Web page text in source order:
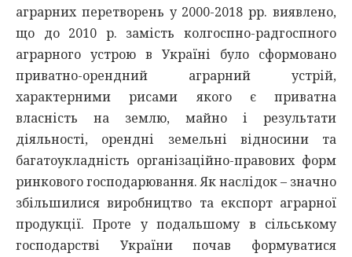
аграрних перетворень у 2000-2018 рр. виявлено,
що до 2010 р. замість колгоспно-радгоспного
аграрного устрою в Україні було сформовано
приватно-орендний аграрний устрій,
характерними рисами якого є приватна
власність на землю, майно і результати
діяльності, орендні земельні відносини та
багатоукладність організаційно-правових форм
ринкового господарювання. Як наслідок – значно
збільшилися виробництво та експорт аграрної
продукції. Проте у подальшому в сільському
господарстві України почав формуватися